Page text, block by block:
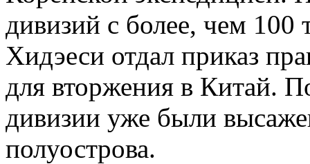
дивизий с более, чем 100
Хидэеси отдал приказ
для вторжения в Китай.
дивизии уже были
полуострова.